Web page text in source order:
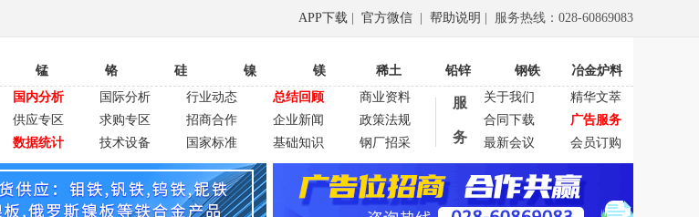
APP下载 官方微信 帮助说明 | 服务热线：028-60869083
锰 铬 硅 镍 镁 稀土 铅锌 钢铁 冶金炉料
国内分析 国际分析 行业动态 总结回顾
商业资料
供应专区
求购专区 招商合作 企业新闻
政策法规
数据统计
技术设备 国家标准 基础知识 钢厂招采
服
务
关于我们
精华文萃
合同下载
广告服务
最新会议
会员订购